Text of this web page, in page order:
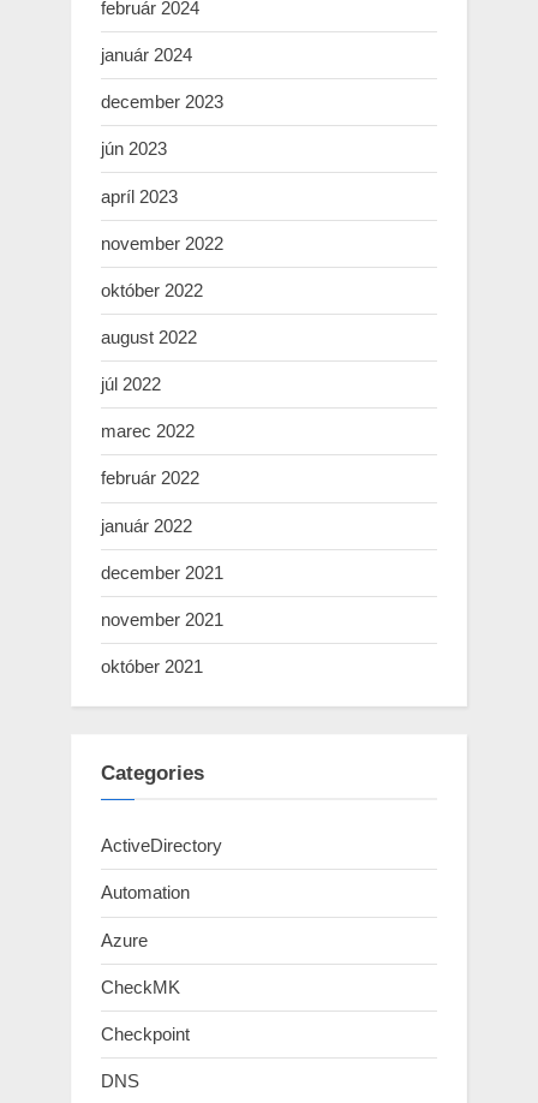
február 2024
január 2024
december 2023
jún 2023
apríl 2023
november 2022
október 2022
august 2022
júl 2022
marec 2022
február 2022
január 2022
december 2021
november 2021
október 2021
Categories
ActiveDirectory
Automation
Azure
CheckMK
Checkpoint
DNS